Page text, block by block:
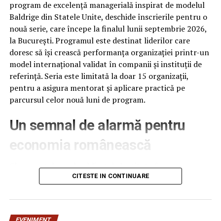
gândim doar la oamenii simpli care se trezesc cu
masinile distruse în vreun accident, dar cărora
asiguratorii refuză să le acorde dauna totală
obligându-i să stea luni întregi la mila service-
urilor.
Cam acestea sunt metehnele unui grup infracțional
organizat, bine pus la punct de procurorul favorit al
Laurei Codruței Kovesi, cunoscut ca „Potocală”.
program de excelență managerială inspirat de modelul
Baldrige din Statele Unite, deschide înscrierile pentru o
nouă serie, care începe la finalul lunii septembrie 2026,
la București. Programul este destinat liderilor care
doresc să își crească performanța organizației printr-un
model internațional validat în companii și instituții de
referință. Seria este limitată la doar 15 organizații,
pentru a asigura mentorat și aplicare practică pe
parcursul celor nouă luni de program.
Un semnal de alarmă pentru
economia românească
Clasamentul anual publicat de Institute for
Management Development (IMD), la 18 iunie 2026,
analizate, cu 12 poziții mai jos decât în anul anterior –
cea mai abruptă cădere din ultimii patru ani. România se
CITESTE IN CONTINUARE